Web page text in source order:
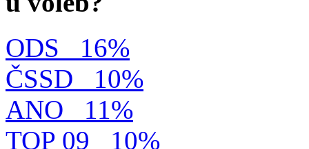
ODS
16%
ČSSD
10%
ANO
11%
TOP 09
10%